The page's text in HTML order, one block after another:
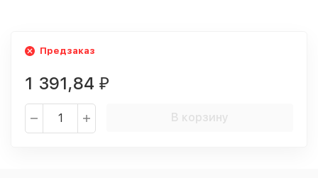
Предзаказ
1 391,84 ₽
В корзину